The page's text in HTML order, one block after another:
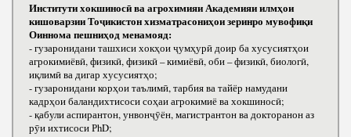
Институти хокшиносӣ ва агрохимияи Академияи илмҳои
кишоварзии Тоҷикистон хизматрасониҳои зеринро мувофиқи
Оиннома пешниҳод менамояд:
- гузаронидани ташхиси хокҳои ҷумҳурӣ доир ба хусусиятҳои
агрокимиёвӣ, физикӣ, физикӣ – кимиёвӣ, оби – физикӣ, биологӣ,
иқлимӣ ва дигар хусусиятҳо;
- гузаронидани корҳои таълимӣ, тарбия ва тайёр намудани
кадрҳои баландихтисоси соҳаи агрокимиё ва хокшиносӣ;
- қабули аспирантон, унвонҷӯён, магистрантон ва докторанон аз
рӯи ихтисоси РhD;